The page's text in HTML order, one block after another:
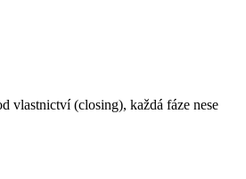
vlastnictví (closing), každá fáze nese